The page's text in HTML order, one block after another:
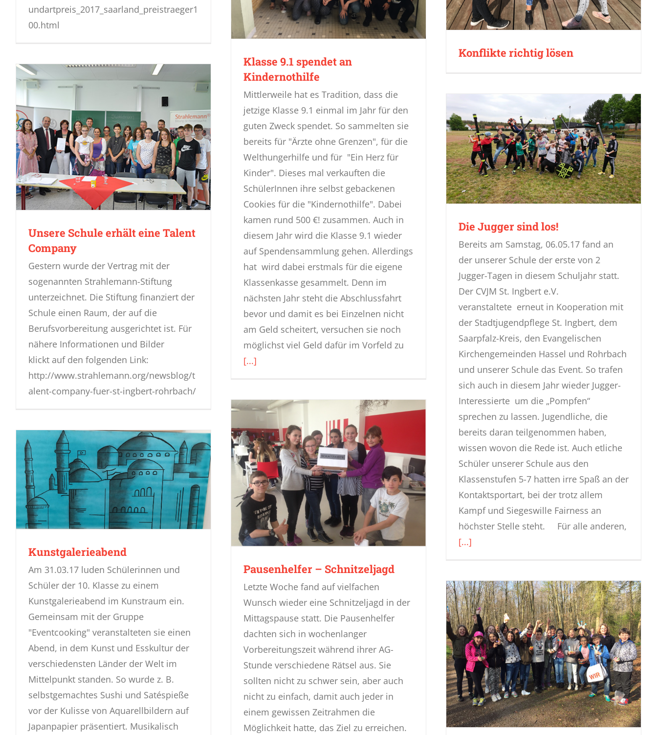
undartpreis_2017_saarland_preistraeger1
00.html
Konflikte richtig lösen
Klasse 9.1 spendet an
Kindernothilfe
Mittlerweile hat es Tradition, dass die
jetzige Klasse 9.1 einmal im Jahr für den
guten Zweck spendet. So sammelten sie
bereits für "Ärzte ohne Grenzen", für die
Welthungerhilfe und für "Ein Herz für
Kinder". Dieses mal verkauften die
SchülerInnen ihre selbst gebackenen
Cookies für die "Kindernothilfe". Dabei
kamen rund 500 €! zusammen. Auch in
diesem Jahr wird die Klasse 9.1 wieder
auf Spendensammlung gehen. Allerdings
hat wird dabei erstmals für die eigene
Klassenkasse gesammelt. Denn im
nächsten Jahr steht die Abschlussfahrt
bevor und damit es bei Einzelnen nicht
am Geld scheitert, versuchen sie noch
möglichst viel Geld dafür im Vorfeld zu
[...]
Unsere Schule erhält eine Talent
Company
Gestern wurde der Vertrag mit der
sogenannten Strahlemann-Stiftung
unterzeichnet. Die Stiftung finanziert der
Schule einen Raum, der auf die
Berufsvorbereitung ausgerichtet ist. Für
nähere Informationen und Bilder
klickt auf den folgenden Link:
http://www.strahlemann.org/newsblog/t
alent-company-fuer-st-ingbert-rohrbach/
Die Jugger sind los!
Bereits am Samstag, 06.05.17 fand an
der unserer Schule der erste von 2
Jugger-Tagen in diesem Schuljahr statt.
Der CVJM St. Ingbert e.V.
veranstaltete erneut in Kooperation mit
der Stadtjugendpflege St. Ingbert, dem
Saarpfalz-Kreis, den Evangelischen
Kirchengemeinden Hassel und Rohrbach
und unserer Schule das Event. So trafen
sich auch in diesem Jahr wieder Jugger-
Interessierte um die „Pompfen“
sprechen zu lassen. Jugendliche, die
bereits daran teilgenommen haben,
wissen wovon die Rede ist. Auch etliche
Schüler unserer Schule aus den
Klassenstufen 5-7 hatten irre Spaß an der
Kontaktsportart, bei der trotz allem
Kampf und Siegeswille Fairness an
höchster Stelle steht. Für alle anderen,
[...]
Pausenhelfer – Schnitzeljagd
Letzte Woche fand auf vielfachen
Wunsch wieder eine Schnitzeljagd in der
Mittagspause statt. Die Pausenhelfer
dachten sich in wochenlanger
Vorbereitungszeit während ihrer AG-
Stunde verschiedene Rätsel aus. Sie
sollten nicht zu schwer sein, aber auch
nicht zu einfach, damit auch jeder in
einem gewissen Zeitrahmen die
Möglichkeit hatte, das Ziel zu erreichen.
Kunstgalerieabend
Am 31.03.17 luden Schülerinnen und
Schüler der 10. Klasse zu einem
Kunstgalerieabend im Kunstraum ein.
Gemeinsam mit der Gruppe
"Eventcooking" veranstalteten sie einen
Abend, in dem Kunst und Esskultur der
verschiedensten Länder der Welt im
Mittelpunkt standen. So wurde z. B.
selbstgemachtes Sushi und Satéspieße
vor der Kulisse von Aquarellbildern auf
Japanpapier präsentiert. Musikalisch